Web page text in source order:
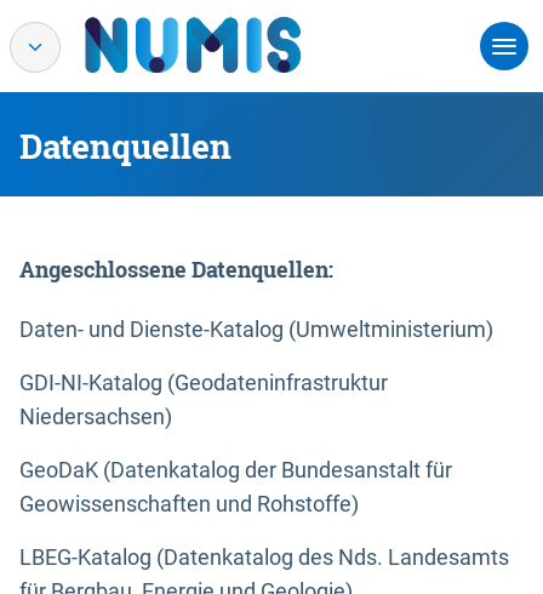
Datenquellen
Angeschlossene Datenquellen:
Daten- und Dienste-Katalog (Umweltministerium)
GDI-NI-Katalog (Geodateninfrastruktur
Niedersachsen)
GeoDaK (Datenkatalog der Bundesanstalt für
Geowissenschaften und Rohstoffe)
LBEG-Katalog (Datenkatalog des Nds. Landesamts